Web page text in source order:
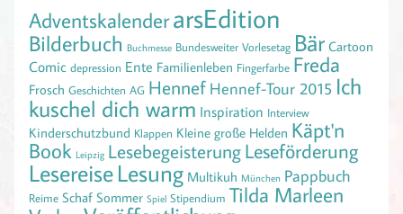
AdventskalenderarsEdition
Bilderbuch Buchmesse Bundesweiter Vorlesetag Bär Cartoon
Comic depression Ente Familienleben Fingerfarbe Freda
Frosch Geschichten AG Hennef Hennef-Tour 2015 Ich
kuschel dich warm Inspiration Interview
Kinderschutzbund Klappen Kleine große Helden Käpt'n
Book Leipzig LesebegeisterungLeseförderung
LesereiseLesung Multikuh München Pappbuch
Reime Schaf Sommer Spiel Stipendium Tilda Marleen